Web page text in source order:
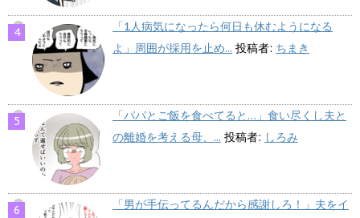
「1人病気になったら何日も休むようになる
よ」周囲が採用を止め... 投稿者: ちまき
「パパとご飯を食べてると…」食い尽くし夫と
の離婚を考える母、... 投稿者: しろみ
「男が手伝ってるんだから感謝しろ！」夫をイ